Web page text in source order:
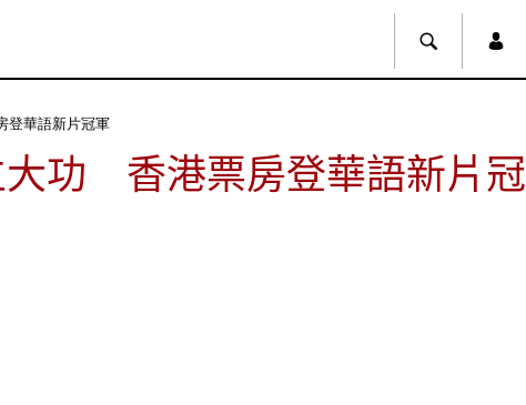
登華語新片冠軍
大功 香港票房登華語新片冠